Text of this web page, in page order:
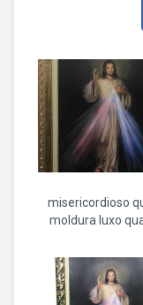
misericordioso
moldura luxo